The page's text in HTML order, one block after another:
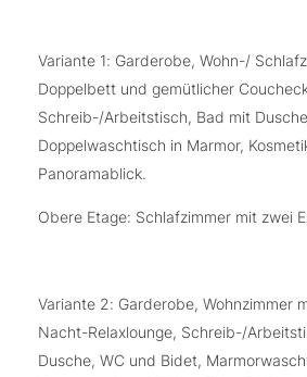
Variante 1: Garderobe, Wohn-/
Doppelbett und gemütlicher
Schreib-/Arbeitstisch, Bad mit
Doppelwaschtisch in Marmor,
Panoramablick.
Obere Etage: Schlafzimmer mit zwei
Variante 2: Garderobe, Wohnzimmer
Nacht-Relaxlounge, Schreib-/
Dusche, WC und Bidet,